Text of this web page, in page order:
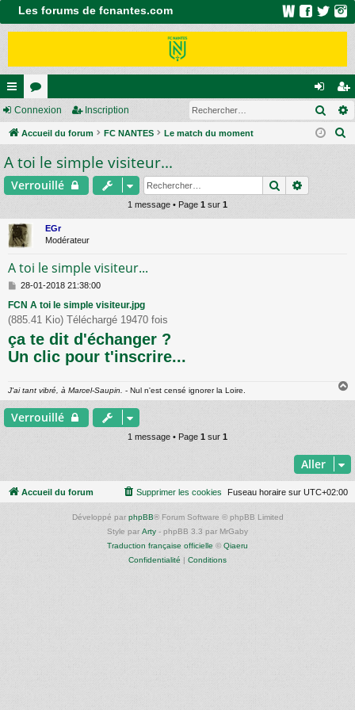
Les forums de fcnantes.com
ac
co
ur
ci
or
u
m
s
on
ne
ns
cri
Connexion Inscription
Accueil du forum FC NANTES Le match du moment
r
A toi le simple visiteur...
Verrouillé Rechercher
1 message • Page 1 sur 1
EGr
Modérateur
A toi le simple visiteur...
M
s
s
g
e
28-01-2018 21:38:00
FCN A toi le simple visiteur.jpg
(885.41 Kio) Téléchargé 19470 fois
ça te dit d'échanger ?
Un clic pour t'inscrire...
J'ai tant vibré, à Marcel-Saupin. - Nul n'est censé ignorer la Loire.
a
Verrouillé
1 message • Page 1 sur 1
Aller
Accueil du forum Fuseau horaire sur UTC+02:00
Supprimer les cookies
Développé par phpBB® Forum Software © phpBB Limited
Style par Arty - phpBB 3.3 par MrGaby
Traduction française officielle © Qiaeru
Confidentialité | Conditions